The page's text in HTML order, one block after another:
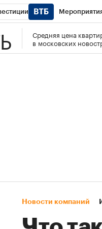
управления РБК РБК
Средняя цена
в московских
Новости компаний